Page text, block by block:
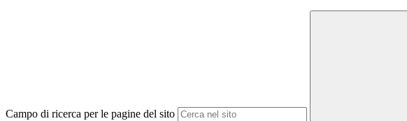
Campo di ricerca per le pagine del sito